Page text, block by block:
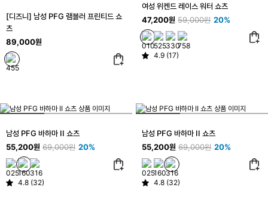
[디즈니] 남성 PFG 램블러 프린티드 쇼
츠
89,000원
여성 위켄드 레이스 워터 쇼츠
47,200원 59,000원 20%
4.9 (17)
남성 PFG 바하마 II 쇼츠
55,200원 69,000원 20%
4.8 (32)
남성 PFG 바하마 II 쇼츠
55,200원 69,000원 20%
4.8 (32)